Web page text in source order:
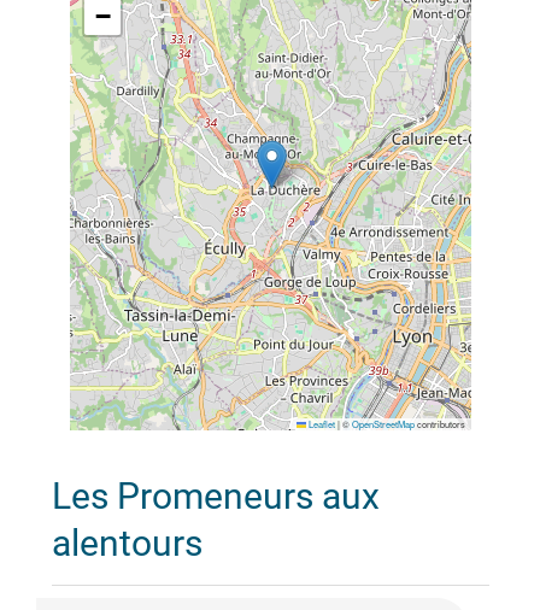
−
Leaflet |©OpenStreetMapcontributors
Les Promeneurs aux
alentours